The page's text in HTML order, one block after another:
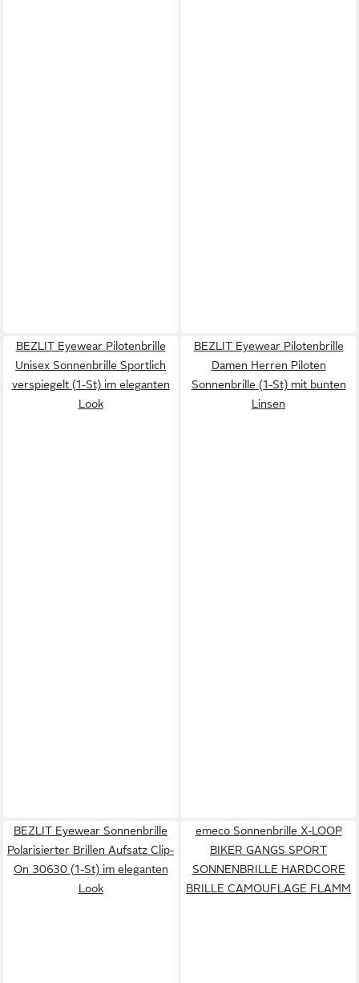
BEZLIT Eyewear Pilotenbrille
Unisex Sonnenbrille Sportlich
verspiegelt (1-St) im eleganten
Look
BEZLIT Eyewear Pilotenbrille
Damen Herren Piloten
Sonnenbrille (1-St) mit bunten
Linsen
BEZLIT Eyewear Sonnenbrille
Polarisierter Brillen Aufsatz Clip-
On 30630 (1-St) im eleganten
Look
emeco Sonnenbrille X-LOOP
BIKER GANGS SPORT
SONNENBRILLE HARDCORE
BRILLE CAMOUFLAGE FLAMM